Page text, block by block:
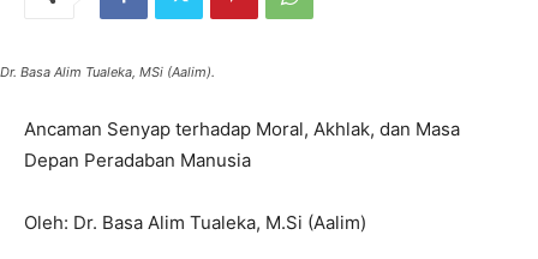
Dr. Basa Alim Tualeka, MSi (Aalim).
Ancaman Senyap terhadap Moral, Akhlak, dan Masa
Depan Peradaban Manusia
Oleh: Dr. Basa Alim Tualeka, M.Si (Aalim)